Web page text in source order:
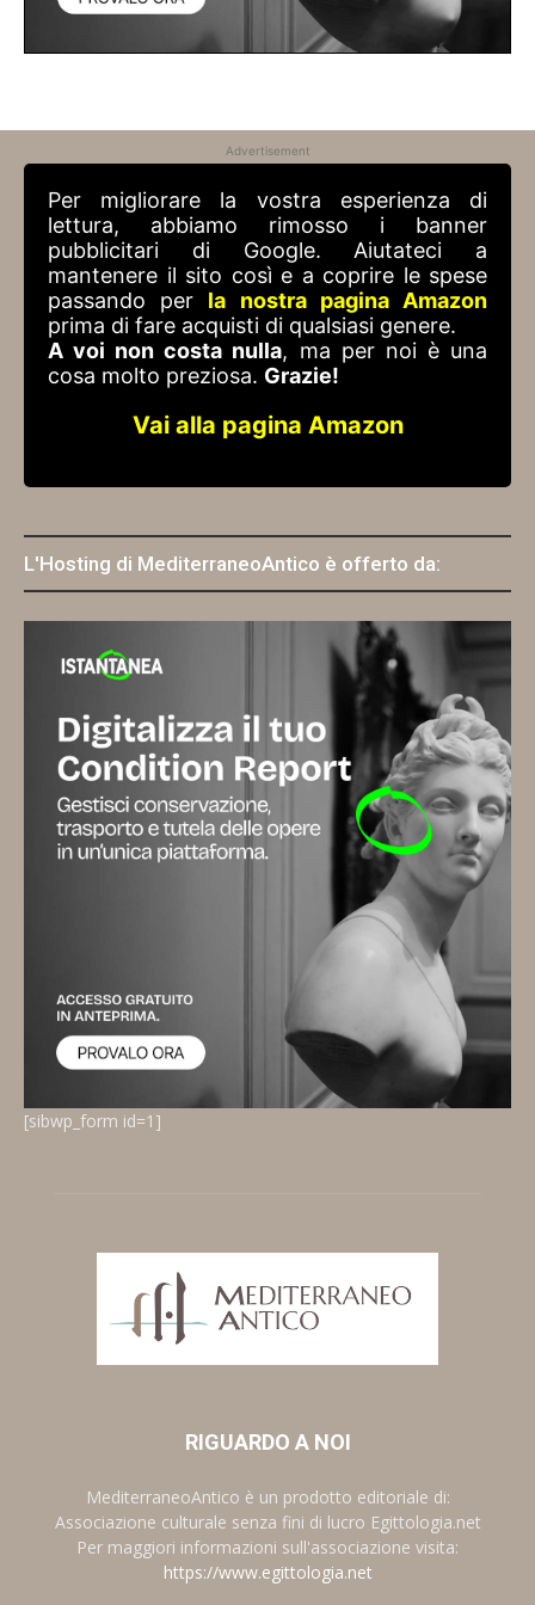
Advertisement
Per migliorare la vostra esperienza di
lettura, abbiamo rimosso i banner
pubblicitari di Google. Aiutateci a
mantenere il sito così e a coprire le spese
passando per la nostra pagina Amazon
prima di fare acquisti di qualsiasi genere.
A voi non costa nulla, ma per noi è una
cosa molto preziosa. Grazie!
Vai alla pagina Amazon
L'Hosting di MediterraneoAntico è offerto da:
[sibwp_form id=1]
RIGUARDO A NOI
MediterraneoAntico è un prodotto editoriale di:
Associazione culturale senza fini di lucro Egittologia.net
Per maggiori informazioni sull'associazione visita:
https://www.egittologia.net